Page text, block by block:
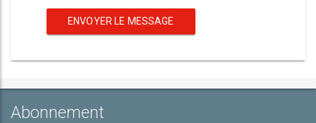
ENVOYER LE MESSAGE
Abonnement